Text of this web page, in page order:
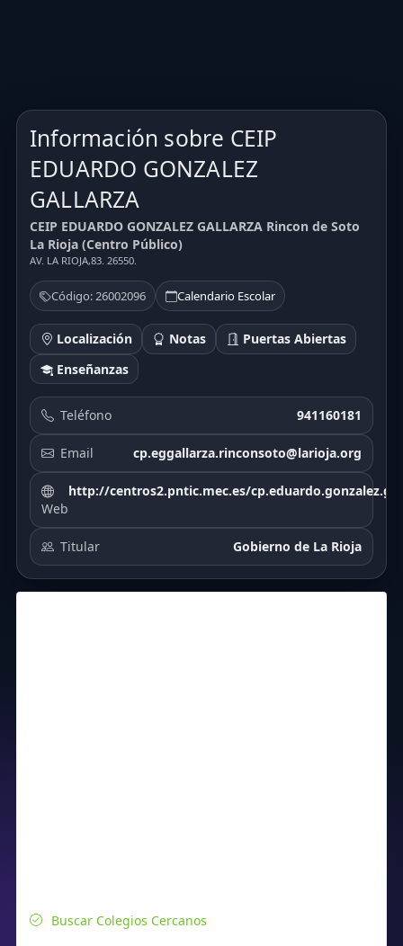
Información sobre CEIP
EDUARDO GONZALEZ
GALLARZA
CEIP EDUARDO GONZALEZ GALLARZA Rincon de Soto
La Rioja (Centro Público)
AV. LA RIOJA,83. 26550.
Código: 26002096 Calendario Escolar
Localización Notas
Puertas Abiertas
Enseñanzas
Teléfono 941160181
Email cp.eggallarza.rinconsoto@larioja.org
Web
http://centros2.pntic.mec.es/
Titular Gobierno de La Rioja
Buscar Colegios Cercanos